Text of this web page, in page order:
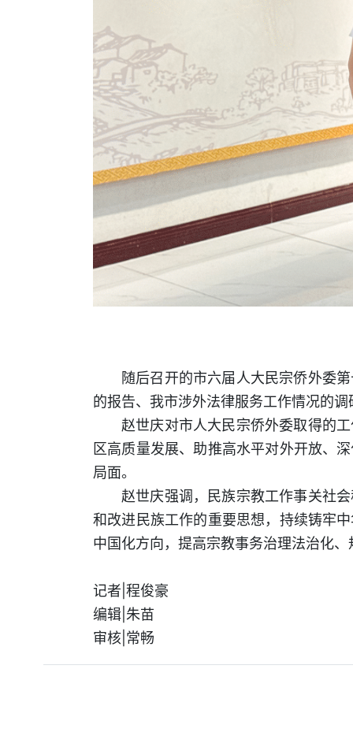
随后召开的市六届人大民宗侨外委
的报告、我市涉外法律服务工作情况的
赵世庆对市人大民宗侨外委取得的
区高质量发展、助推高水平对外开放、
局面。
赵世庆强调，民族宗教工作事关社
和改进民族工作的重要思想，持续铸牢
中国化方向，提高宗教事务治理法治化
记者|程俊豪
编辑|朱苗
审核|常畅